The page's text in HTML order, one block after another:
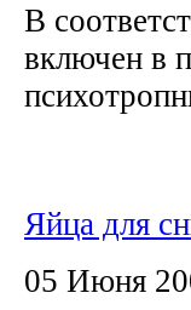
В
включен в
Яйца для
05 Июня